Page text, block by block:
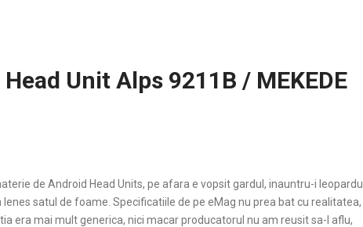
Unit Alps 9211B / MEKEDE
de Android Head Units, pe afara e vopsit gardul, inauntru-i leopardul.
lenes satul de foame. Specificatiile de pe eMag nu prea bat cu realitatea,
era mai mult generica, nici macar producatorul nu am reusit sa-l aflu,